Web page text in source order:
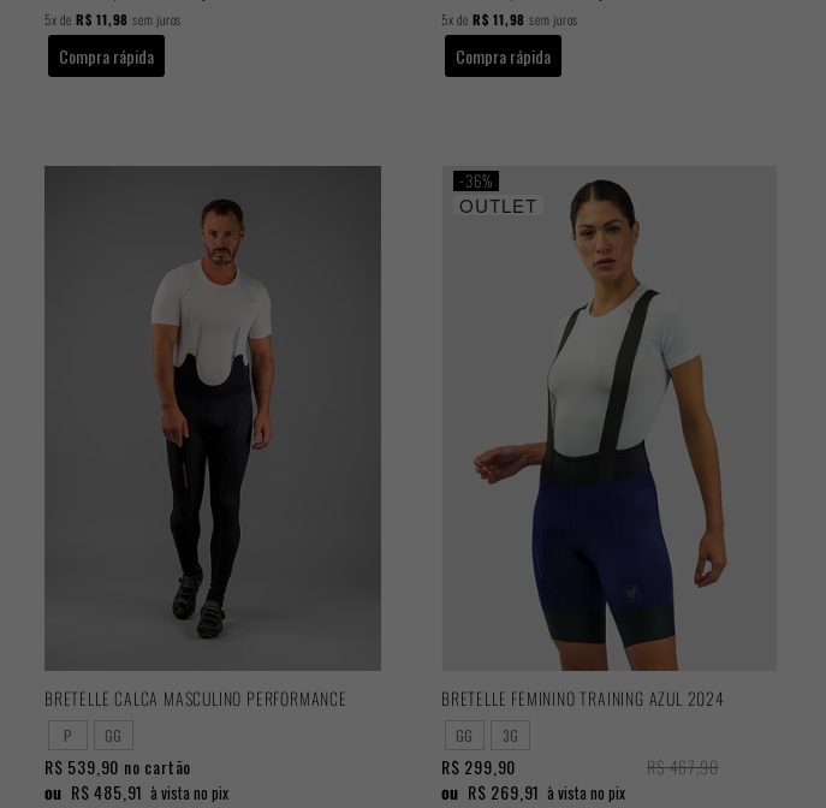
5xde R$ 11,98 sem juros
Compra rápida
5xde R$ 11,98 sem juros
Compra rápida
BRETELLE CALCA MASCULINO PERFORMANCE
P GG
R$ 539,90 no cartão
ou R$ 485,91 à vista no pix
OUTLET
36%
BRETELLE FEMININO TRAINING AZUL 2024
GG 3G
R$ 467,90
R$ 299,90
ou R$ 269,91 à vista no pix